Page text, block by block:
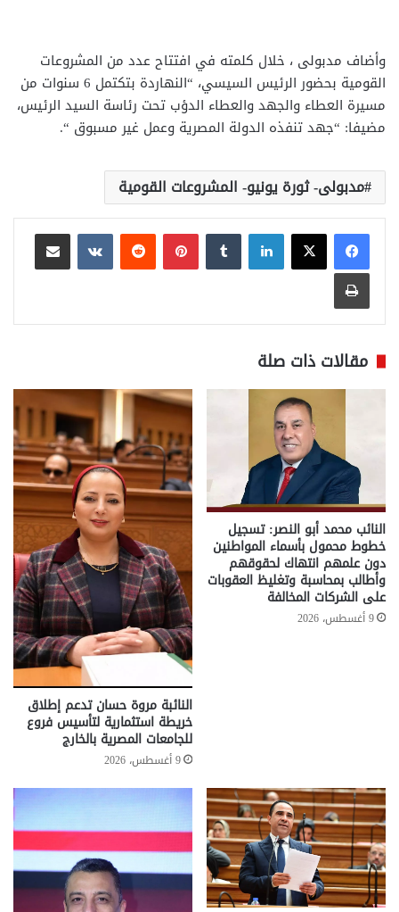
وأضاف مدبولى ، خلال كلمته في افتتاح عدد من المشروعات
القومية بحضور الرئيس السيسي، “النهاردة بتكتمل 6 سنوات من
مسيرة العطاء والجهد والعطاء الدؤب تحت رئاسة السيد الرئيس،
مضيفا: “جهد تنفذه الدولة المصرية وعمل غير مسبوق “.
مدبولى- ثورة يونيو- المشروعات القومية
لينكدإن بينتيريست
مشاركة عبر البريد
طباعة
مقالات ذات صلة
النائب محمد أبو النصر: تسجيل
خطوط محمول بأسماء المواطنين
دون علمهم انتهاك لحقوقهم
وأطالب بمحاسبة وتغليظ العقوبات
على الشركات المخالفة
9 أغسطس، 2026
النائبة مروة حسان تدعم إطلاق
خريطة استثمارية لتأسيس فروع
للجامعات المصرية بالخارج
9 أغسطس، 2026